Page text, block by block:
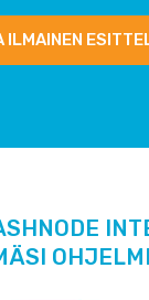
ILMAINEN